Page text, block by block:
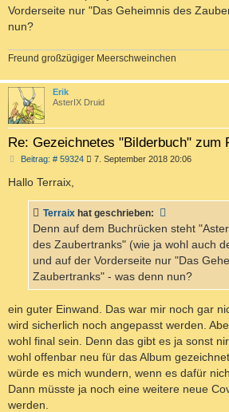
Vorderseite nur "Das Geheimnis des
nun?
Freund großzügiger Meerschweinchen
Erik
AsterIX Druid
Re: Gezeichnetes "Bilderbuch" zum
Beitrag: # 59324B
r
a
7. September 2018 20:06
Hallo Terraix,
Terraix hat geschrieben:
Denn auf dem Buchrücken steht
des Zaubertranks" (wie ja wohl auch
und auf der Vorderseite nur "Das
Zaubertranks" - was denn nun?
ein guter Einwand. Das war mir noch gar
wird sicherlich noch angepasst werden.
wohl final sein. Denn das gibt es ja sonst
wohl offenbar neu für das Album
würde es mich wundern, wenn es dafür
Dann müsste ja noch eine weitere neue
werden.